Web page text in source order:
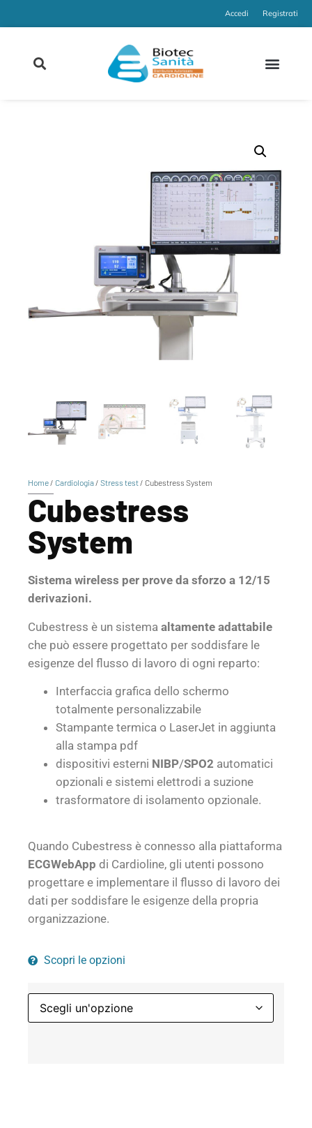
Accedi Registrati
Home/ Cardiologia/ Stress test/ Cubestress System
Cubestress
System
Sistema wireless per prove da sforzo a 12/15
derivazioni.
Cubestress è un sistema altamente adattabile
che può essere progettato per soddisfare le
esigenze del flusso di lavoro di ogni reparto:
Interfaccia grafica dello schermo
totalmente personalizzabile
Stampante termica o LaserJet in aggiunta
alla stampa pdf
dispositivi esterni NIBP/SPO2 automatici
opzionali e sistemi elettrodi a suzione
trasformatore di isolamento opzionale.
Quando Cubestress è connesso alla piattaforma
ECGWebApp di Cardioline, gli utenti possono
progettare e implementare il flusso di lavoro dei
dati per soddisfare le esigenze della propria
organizzazione.
Scopri le opzioni